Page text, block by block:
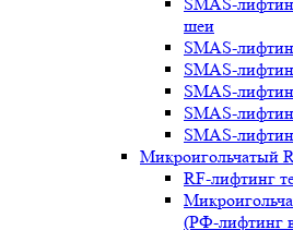
SMAS-
шеи
SMAS-
SMAS-
SMAS-
SMAS-
SMAS-
Микроигольчатый
RF-лифтинг
(РФ-лифтинг